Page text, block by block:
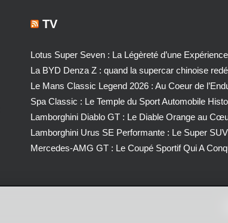
TV
Lotus Super Seven : La Légèreté d’une
La BYD Denza Z : quand la supercar chinoise
Le Mans Classic Legend 2026 : Au Coeur de
Spa Classic : Le Temple du Sport Automobile
Lamborghini Diablo GT : Le Diable Orange au
Lamborghini Urus SE Performante : Le Super
Mercedes-AMG GT : Le Coupé Sportif Qui A